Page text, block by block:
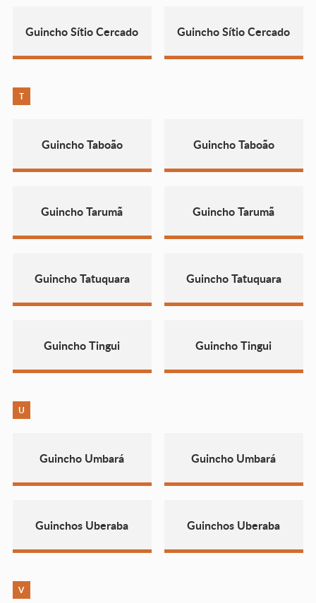
Guincho Sítio Cercado Guincho Sítio Cercado
T
Guincho Taboão Guincho Taboão
Guincho Tarumã Guincho Tarumã
Guincho Tatuquara Guincho Tatuquara
Guincho Tingui Guincho Tingui
U
Guincho Umbará Guincho Umbará
Guinchos Uberaba Guinchos Uberaba
V